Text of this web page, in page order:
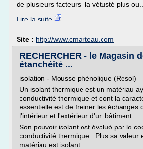
de plusieurs facteurs: la vétusté plus ou...
Lire la suite
Site : http://www.cmarteau.com
RECHERCHER - le Magasin
étanchéité ...
isolation - Mousse phénolique (Résol)
Un isolant thermique est un matériau
conductivité thermique et dont la
essentielle est de freiner les échanges
l'intérieur et l'extérieur d'un bâtiment.
Son pouvoir isolant est évalué par le
conductivité thermique . Plus sa valeur
matériau est isolant.